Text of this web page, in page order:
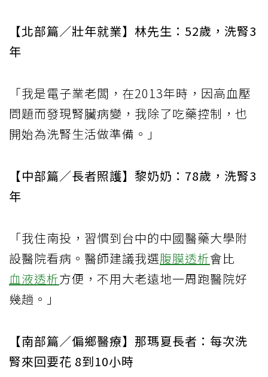
【北部篇／壯年就業】林先生：52歲，洗腎3
年
「我是電子業老闆，在2013年時，因高血壓
問題而發現腎臟病變，我除了吃藥控制，也
開始為洗腎生活做準備。」
【中部篇／長者照護】黎奶奶：78歲，洗腎3
年
「我住南投，習慣到台中的中國醫藥大學附
設醫院看病。醫師建議我選腹膜透析會比
血液透析方便，不用大老遠地一周跑醫院好
幾趟。」
【南部篇／偏鄉醫療】那瑪夏長者：每次洗
腎來回要花 8到10小時